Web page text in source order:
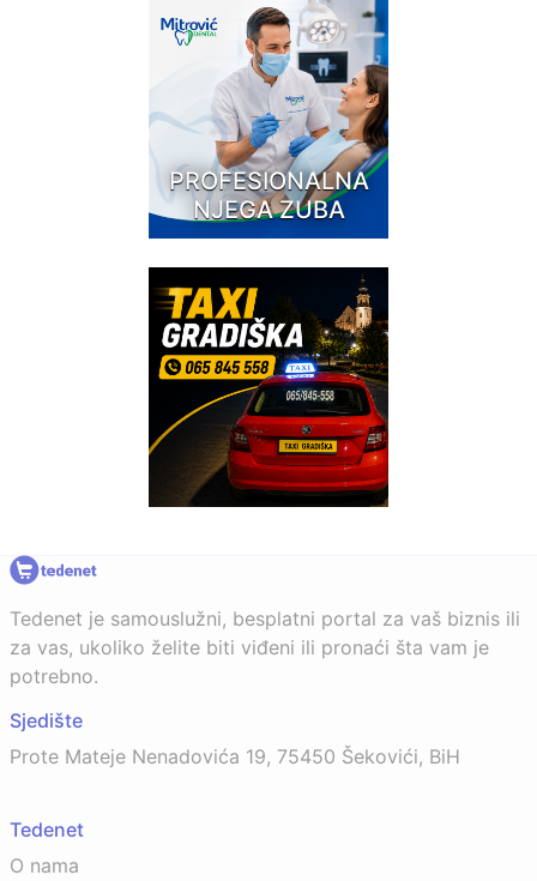
PROFESIONALNA
NJEGA ZUBA
Tedenet je samouslužni, besplatni portal za vaš biznis ili
za vas, ukoliko želite biti viđeni ili pronaći šta vam je
potrebno.
Sjedište
Prote Mateje Nenadovića 19, 75450 Šekovići, BiH
Tedenet
O nama